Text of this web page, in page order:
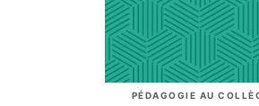
PÉDAGOGIE AU